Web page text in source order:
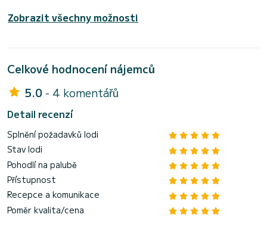
Zobrazit všechny možnosti
Celkové hodnocení nájemců
5.0 - 4 komentářů
Detail recenzí
Splnění požadavků lodi
Stav lodi
Pohodlí na palubě
Přístupnost
Recepce a komunikace
Poměr kvalita/cena